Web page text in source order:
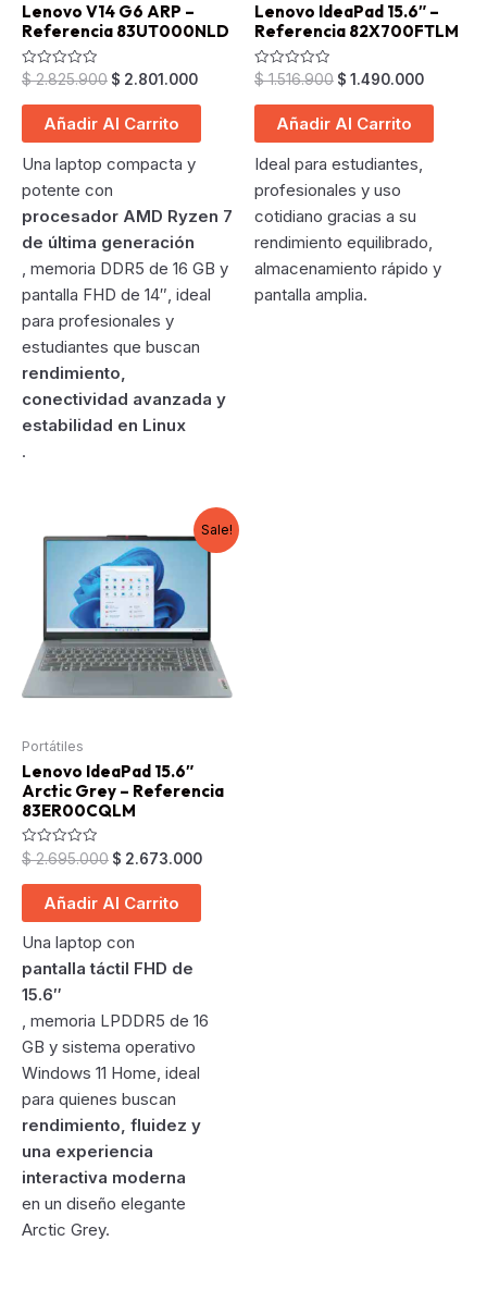
Lenovo V14 G6 ARP –
Referencia 83UT000NLD
Valorado
en
0
$2.825.900 Original
was:
$ 2.825.900.
$ 2.801.000Current
$ 2.801.000.
Añadir Al Carrito
Una laptop compacta y
potente con
procesador AMD Ryzen 7
de última generación
, memoria DDR5 de 16 GB y
pantalla FHD de 14″, ideal
para profesionales y
estudiantes que buscan
rendimiento,
conectividad avanzada y
estabilidad en Linux
.
Lenovo IdeaPad 15.6″ –
Referencia 82X700FTLM
Valorado
en
0
$1.516.900 Original
was:
$ 1.516.900.
$ 1.490.000Current
Añadir Al Carrito
Ideal para estudiantes,
profesionales y uso
cotidiano gracias a su
rendimiento equilibrado,
almacenamiento rápido y
pantalla amplia.
Sale!
Portátiles
Lenovo IdeaPad 15.6″
Arctic Grey – Referencia
83ER00CQLM
Valorado
en
0
$2.695.000 Original
was:
$ 2.695.000.
$ 2.673.000Current
Añadir Al Carrito
Una laptop con
pantalla táctil FHD de
15.6″
, memoria LPDDR5 de 16
GB y sistema operativo
Windows 11 Home, ideal
para quienes buscan
rendimiento, fluidez y
una experiencia
interactiva moderna
en un diseño elegante
Arctic Grey.